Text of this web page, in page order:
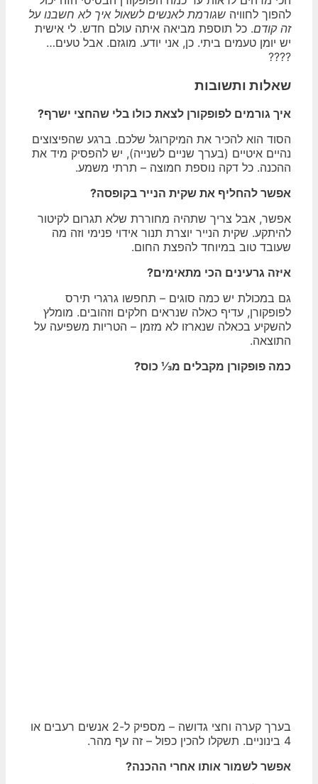
להפוך לחוויהשגורמת לאנשים לשאול איך לא חשבנו על
זה קודם. כל תוספת מביאה איתה עולם חדש. לי אישית
יש יומן טעמים ביתי. כן, אני יודע. מוגזם. אבל טעים…
????
שאלות ותשובות
איך גורמים לפופקורן לצאת כולו בלי שהחצי ישרף?
הסוד הוא להכיר את המיקרוגל שלכם. ברגע שהפיצוצים
נהיים איטיים (בערך שניים לשנייה), יש להפסיק מיד את
ההכנה. כל דקה נוספת חמוצה – תרתי משמע.
אפשר להחליף את שקית הנייר בקופסה?
אפשר, אבל צריך שתהיה מחוררת שלא תגרום לקיטור
להיתקע. שקית הנייר יוצרת תנור אידוי פנימי וזה מה
שעובד טוב במיוחד להפצת החום.
איזה גרעינים הכי מתאימים?
גם במכולת יש כמה סוגים – תחפשו גרגרי תירס
לפופקורן, עדיף כאלה שנראים חלקים וזהובים. מומלץ
להשקיע בכאלה שנארזו לא מזמן – הטריות משפיעה על
התוצאה.
כמה פופקורן מקבלים מ⅓ כוס?
בערך קערה וחצי גדושה – מספיק ל-2 אנשים רעבים או
4 בינוניים. תשקלו להכין כפול – זה עף מהר.
אפשר לשמור אותו אחרי ההכנה?